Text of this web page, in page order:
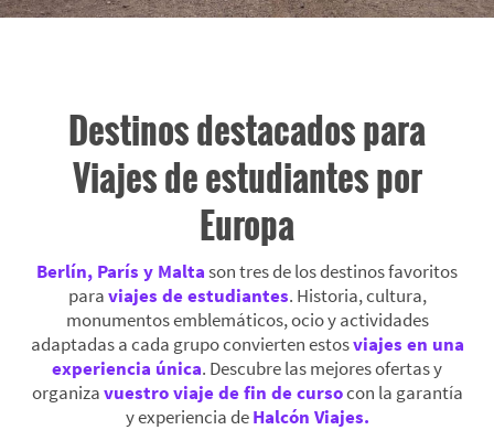
Destinos destacados para
Viajes de estudiantes por
Europa
Berlín, París y Maltason tres de los destinos favoritos
paraviajes de estudiantes. Historia, cultura,
monumentos emblemáticos, ocio y actividades
adaptadas a cada grupo convierten estosviajes en una
experiencia única. Descubre las mejores ofertas y
organizavuestro viaje de fin de cursocon la garantía
y experiencia deHalcón Viajes.